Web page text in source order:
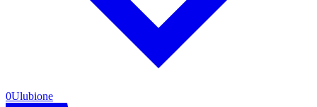
0Ulubione